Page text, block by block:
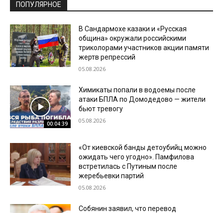
ПОПУЛЯРНОЕ
В Сандармохе казаки и «Русская
община» окружали российскими
триколорами участников акции памяти
жертв репрессий
05.08.2026
00:04:39
Химикаты попали в водоемы после
атаки БПЛА по Домодедово — жители
бьют тревогу
05.08.2026
«От киевской банды детоубийц можно
ожидать чего угодно». Памфилова
встретилась с Путиным после
жеребьевки партий
05.08.2026
Собянин заявил, что перевод